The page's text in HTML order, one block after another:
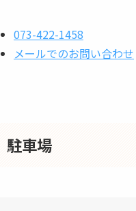
073-422-1458
メールでのお問い合わせ
駐車場